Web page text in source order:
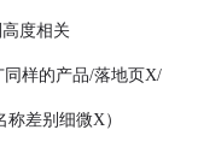
度相关
同样的产品/落地页X/
差别细微X）